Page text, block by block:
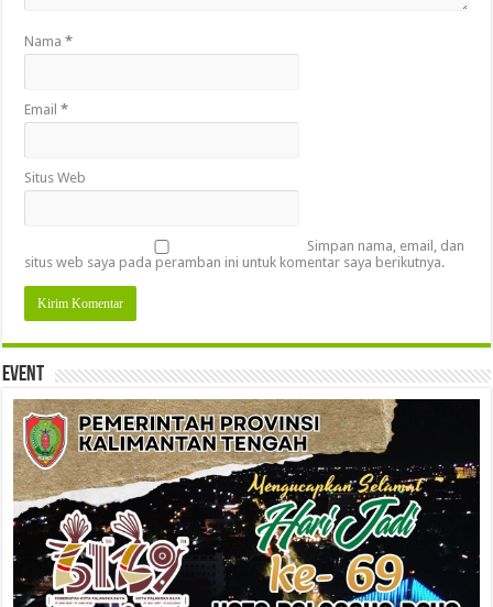
Nama*
Email*
Situs Web
Simpan nama, email, dan
situs web saya pada peramban ini untuk komentar saya berikutnya.
Event